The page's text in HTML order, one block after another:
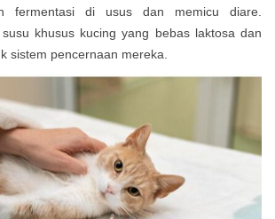
fermentasi di usus dan memicu diare.
khusus kucing yang bebas laktosa dan
sistem pencernaan mereka.